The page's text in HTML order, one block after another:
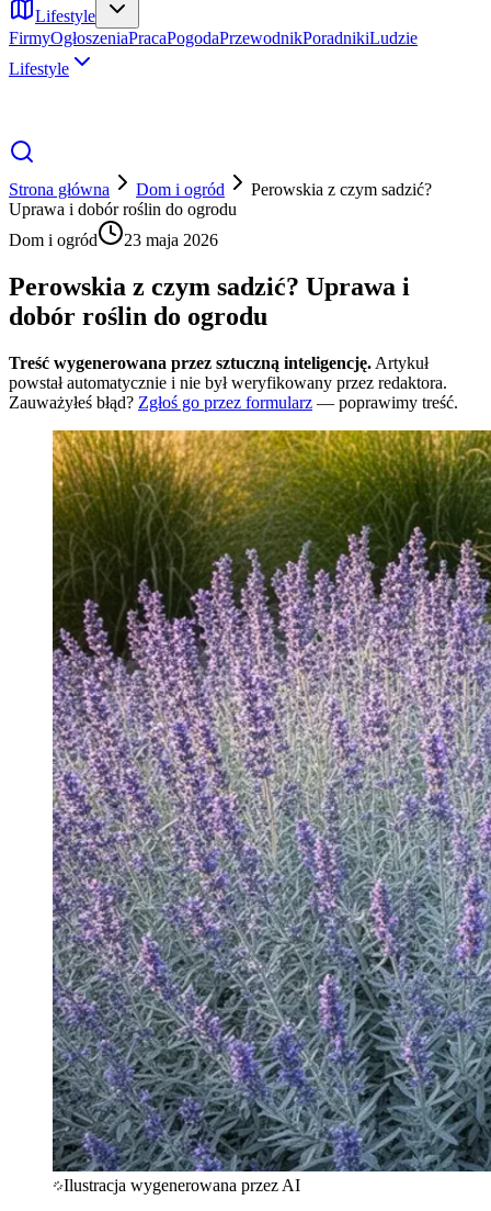
Lifestyle
FirmyOgłoszeniaPracaPogodaPrzewodnikPoradnikiLudzie
Lifestyle
Strona główna Dom i ogród
Perowskia z czym sadzić?
Uprawa i dobór roślin do ogrodu
Dom i ogród
23 maja 2026
Perowskia z czym sadzić? Uprawa i
dobór roślin do ogrodu
Treść wygenerowana przez sztuczną inteligencję. Artykuł
powstał automatycznie i nie był weryfikowany przez redaktora.
Zauważyłeś błąd? Zgłoś go przez formularz — poprawimy treść.
Ilustracja wygenerowana przez AI